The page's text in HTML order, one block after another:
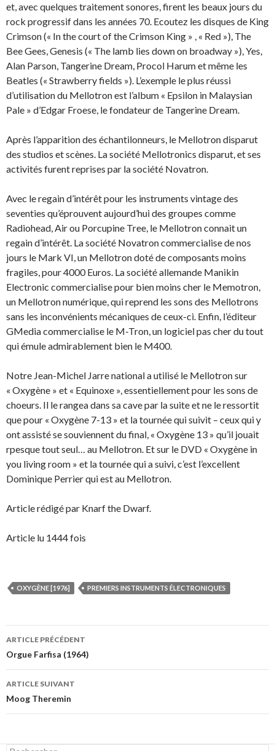
et, avec quelques traitement sonores, firent les beaux jours du
rock progressif dans les années 70. Ecoutez les disques de King
Crimson (« In the court of the Crimson King » , « Red »), The
Bee Gees, Genesis (« The lamb lies down on broadway »), Yes,
Alan Parson, Tangerine Dream, Procol Harum et même les
Beatles (« Strawberry fields »). L’exemple le plus réussi
d’utilisation du Mellotron est l’album « Epsilon in Malaysian
Pale » d’Edgar Froese, le fondateur de Tangerine Dream.
Après l’apparition des échantilonneurs, le Mellotron disparut
des studios et scènes. La société Mellotronics disparut, et ses
activités furent reprises par la société Novatron.
Avec le regain d’intérêt pour les instruments vintage des
seventies qu’éprouvent aujourd’hui des groupes comme
Radiohead, Air ou Porcupine Tree, le Mellotron connait un
regain d’intérêt. La société Novatron commercialise de nos
jours le Mark VI, un Mellotron doté de composants moins
fragiles, pour 4000 Euros. La société allemande Manikin
Electronic commercialise pour bien moins cher le Memotron,
un Mellotron numérique, qui reprend les sons des Mellotrons
sans les inconvénients mécaniques de ceux-ci. Enfin, l’éditeur
GMedia commercialise le M-Tron, un logiciel pas cher du tout
qui émule admirablement bien le M400.
Notre Jean-Michel Jarre national a utilisé le Mellotron sur
« Oxygène » et « Equinoxe », essentiellement pour les sons de
choeurs. Il le rangea dans sa cave par la suite et ne le ressortit
que pour « Oxygène 7-13 » et la tournée qui suivit – ceux qui y
ont assisté se souviennent du final, « Oxygène 13 » qu’il jouait
rpesque tout seul… au Mellotron. Et sur le DVD « Oxygène in
you living room » et la tournée qui a suivi, c’est l’excellent
Dominique Perrier qui est au Mellotron.
Article rédigé par Knarf the Dwarf.
Article lu 1444 fois
OXYGÈNE [1976] PREMIERS INSTRUMENTS ÉLECTRONIQUES
Navigation
des
articles
ARTICLE PRÉCÉDENT
Orgue Farfisa (1964)
ARTICLE SUIVANT
Moog Theremin
Rechercher :